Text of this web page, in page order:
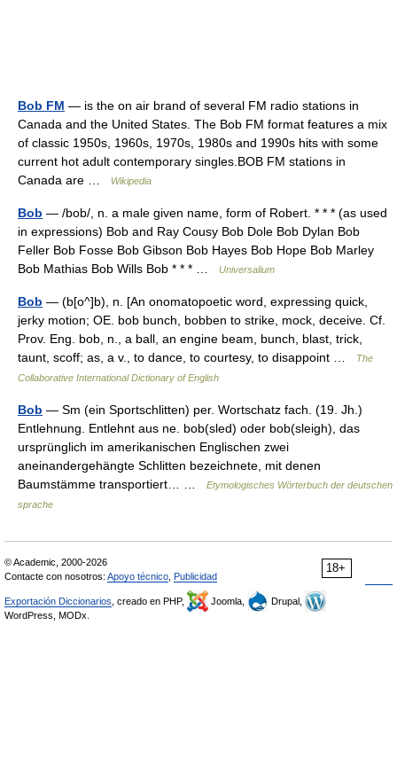
Bob FM — is the on air brand of several FM radio stations in
Canada and the United States. The Bob FM format features a mix
of classic 1950s, 1960s, 1970s, 1980s and 1990s hits with some
current hot adult contemporary singles.BOB FM stations in
Canada are …
Wikipedia
Bob — /bob/, n. a male given name, form of Robert. * * * (as used
in expressions) Bob and Ray Cousy Bob Dole Bob Dylan Bob
Feller Bob Fosse Bob Gibson Bob Hayes Bob Hope Bob Marley
Bob Mathias Bob Wills Bob * * * …
Universalium
Bob — (b[o^]b), n. [An onomatopoetic word, expressing quick,
jerky motion; OE. bob bunch, bobben to strike, mock, deceive. Cf.
Prov. Eng. bob, n., a ball, an engine beam, bunch, blast, trick,
taunt, scoff; as, a v., to dance, to courtesy, to disappoint …
The
Collaborative International Dictionary of English
Bob — Sm (ein Sportschlitten) per. Wortschatz fach. (19. Jh.)
Entlehnung. Entlehnt aus ne. bob(sled) oder bob(sleigh), das
ursprünglich im amerikanischen Englischen zwei
aneinandergehängte Schlitten bezeichnete, mit denen
Baumstämme transportiert… …
Etymologisches Wörterbuch der deutschen
sprache
18+
© Academic, 2000-2026
Contacte con nosotros: Apoyo técnico Publicidad
Exportación Diccionarios , creado en PHP, Joomla,
Drupal,
WordPress, MODx.